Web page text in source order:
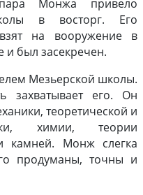
Монжа привело
в восторг. Его
на вооружение в
был засекречен.
Мезьерской школы.
захватывает его. Он
теоретической и
химии, теории
камней. Монж слегка
продуманы, точны и